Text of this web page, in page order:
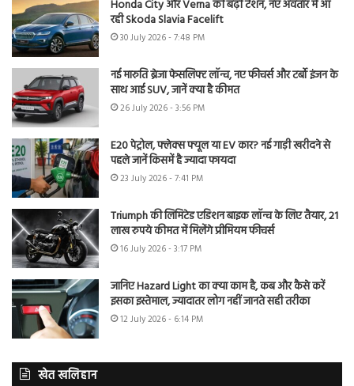
Honda City और Verna की बढ़ी टेंशन, नए अवतार में आ
रही Skoda Slavia Facelift
30 July 2026 - 7:48 PM
नई मारुति ब्रेजा फेसलिफ्ट लॉन्च, नए फीचर्स और टर्बो इंजन के
साथ आई SUV, जानें क्या है कीमत
26 July 2026 - 3:56 PM
E20 पेट्रोल, फ्लेक्स फ्यूल या EV कार? नई गाड़ी खरीदने से
पहले जानें किसमें है ज्यादा फायदा
23 July 2026 - 7:41 PM
Triumph की लिमिटेड एडिशन बाइक लॉन्च के लिए तैयार, 21
लाख रुपये कीमत में मिलेंगे प्रीमियम फीचर्स
16 July 2026 - 3:17 PM
जानिए Hazard Light का क्या काम है, कब और कैसे करें
इसका इस्तेमाल, ज्यादातर लोग नहीं जानते सही तरीका
12 July 2026 - 6:14 PM
खेत खलिहान